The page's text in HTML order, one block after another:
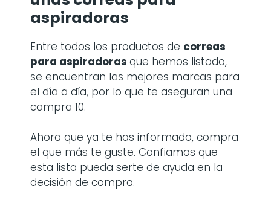
aspiradoras
Entre todos los productos de correas
para aspiradoras que hemos listado,
se encuentran las mejores marcas para
el día a día, por lo que te aseguran una
compra 10.
Ahora que ya te has informado, compra
el que más te guste. Confiamos que
esta lista pueda serte de ayuda en la
decisión de compra.